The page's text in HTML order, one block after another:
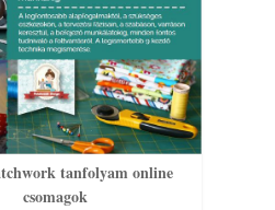
tanfolyam online
csomagok